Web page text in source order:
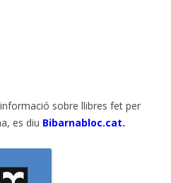
sobre llibres fet per
es diu Bibarnabloc.cat.